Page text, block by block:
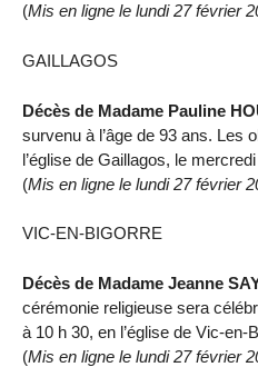
(Mis en ligne le lundi 27 février
GAILLAGOS
Décès de Madame Pauline
survenu à l’âge de 93 ans. Les
l’église de Gaillagos, le
(Mis en ligne le lundi 27 février
VIC-EN-BIGORRE
Décès de Madame Jeanne
cérémonie religieuse sera
à 10 h 30, en l’église de Vic-en-
(Mis en ligne le lundi 27 février